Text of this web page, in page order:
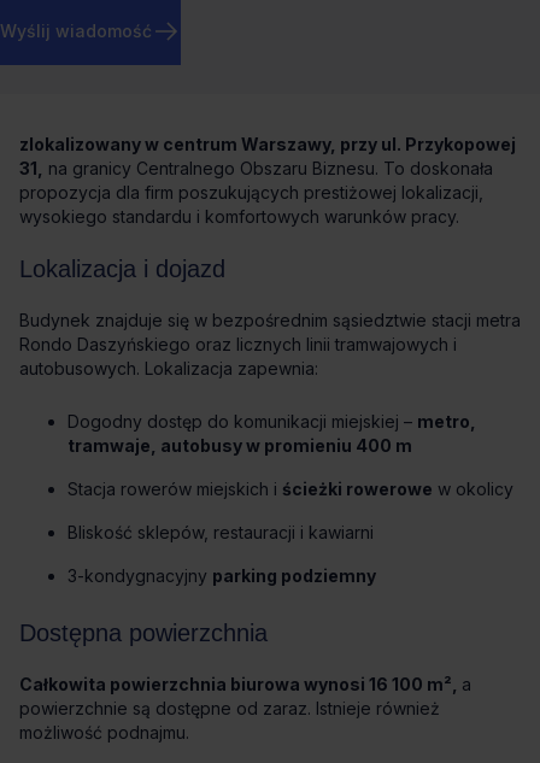
Biura do wynajęcia w Warszawie – Crown Square
zlokalizowany w centrum Warszawy, przy ul. Przykopowej
31,
na granicy Centralnego Obszaru Biznesu. To doskonała
propozycja dla firm poszukujących prestiżowej lokalizacji,
wysokiego standardu i komfortowych warunków pracy.
Lokalizacja i dojazd
Budynek znajduje się w bezpośrednim sąsiedztwie stacji metra
Rondo Daszyńskiego oraz licznych linii tramwajowych i
autobusowych. Lokalizacja zapewnia:
Dogodny dostęp do komunikacji miejskiej – metro,
tramwaje, autobusy w promieniu 400 m
Stacja rowerów miejskich i ścieżki rowerowe w okolicy
Bliskość sklepów, restauracji i kawiarni
3-kondygnacyjny parking podziemny
Dostępna powierzchnia
Całkowita powierzchnia biurowa wynosi 16 100 m², a
powierzchnie są dostępne od zaraz. Istnieje również
możliwość podnajmu.
Wyślij wiadomość